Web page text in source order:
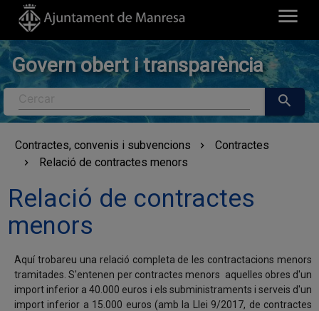
menu
Govern obert i transparència
Cercar
search
Contractes, convenis i subvencions
Contractes
Relació de contractes menors
Relació de contractes
menors
Aquí trobareu una relació completa de les contractacions menors
tramitades. S'entenen per contractes menors aquelles obres d'un
import inferior a 40.000 euros i els subministraments i serveis d'un
import inferior a 15.000 euros (amb la Llei 9/2017, de contractes